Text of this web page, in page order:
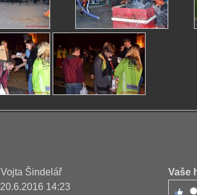
Vojta Šindelář
20.6.2016 14:23
Vaše